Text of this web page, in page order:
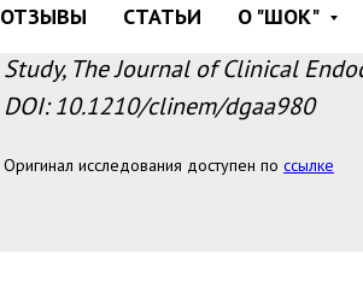
ОТЗЫВЫ СТАТЬИ О "ШОК"
Visceral and Pericardial Fat
Study, The Journal of Clinical
DOI: 10.1210/clinem/dgaa980
Оригинал исследования доступен по ссылке